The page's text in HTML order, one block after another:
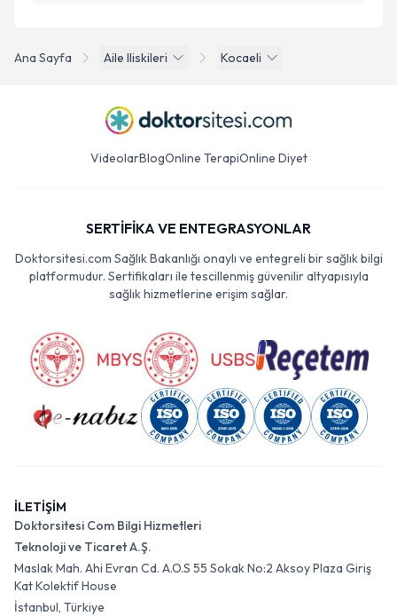
Ana Sayfa Aile Iliskileri Kocaeli
VideolarBlogOnline TerapiOnline Diyet
SERTİFİKA VE ENTEGRASYONLAR
Doktorsitesi.com Sağlık Bakanlığı onaylı ve entegreli bir sağlık bilgi
platformudur. Sertifikaları ile tescillenmiş güvenilir altyapısıyla
sağlık hizmetlerine erişim sağlar.
İLETİŞİM
Doktorsitesi Com Bilgi Hizmetleri
Teknoloji ve Ticaret A.Ş.
Maslak Mah. Ahi Evran Cd. A.O.S 55 Sokak No:2 Aksoy Plaza Giriş
Kat Kolektif House
İstanbul, Türkiye